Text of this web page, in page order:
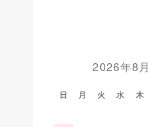
2026年8月
日 月 火 水 木